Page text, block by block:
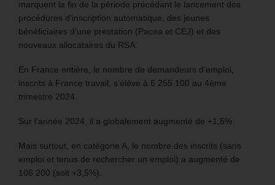
marquent la fin de la période précédant le lancement des
procédures d’inscription automatique, des jeunes
bénéficiaires d’une prestation (Pacea et CEJ) et des
nouveaux allocataires du RSA.
En France entière, le nombre de demandeurs d’emploi,
inscrits à France travail, s’élève à 6 255 100 au 4ème
trimestre 2024.
Sur l’année 2024, il a globalement augmenté de +1,5%.
Mais surtout, en catégorie A, le nombre des inscrits (sans
emploi et tenus de rechercher un emploi) a augmenté de
106 200 (soit +3,5%).